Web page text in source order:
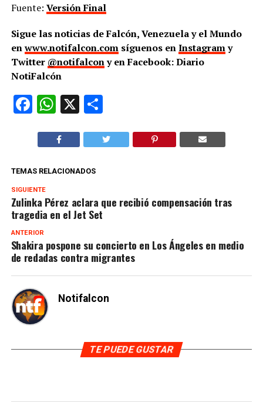
Fuente: Versión Final
Sigue las noticias de Falcón, Venezuela y el Mundo
enwww.notifalcon.comsíguenos enInstagramy
Twitter @notifalcony en Facebook: Diario
NotiFalcón
Facebook
WhatsApp
X Compartir
TEMAS RELACIONADOS
SIGUIENTE
Zulinka Pérez aclara que recibió compensación tras
tragedia en el Jet Set
ANTERIOR
Shakira pospone su concierto en Los Ángeles en medio
de redadas contra migrantes
Notifalcon
TE PUEDE GUSTAR